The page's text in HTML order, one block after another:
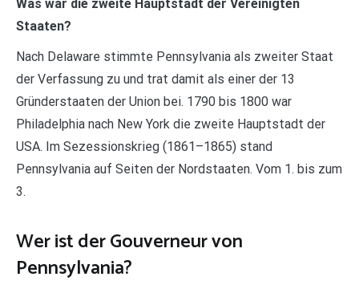
Was war die zweite Hauptstadt der Vereinigten
Staaten?
Nach Delaware stimmte Pennsylvania als zweiter Staat
der Verfassung zu und trat damit als einer der 13
Gründerstaaten der Union bei. 1790 bis 1800 war
Philadelphia nach New York die zweite Hauptstadt der
USA. Im Sezessionskrieg (1861–1865) stand
Pennsylvania auf Seiten der Nordstaaten. Vom 1. bis zum
3.
Wer ist der Gouverneur von
Pennsylvania?